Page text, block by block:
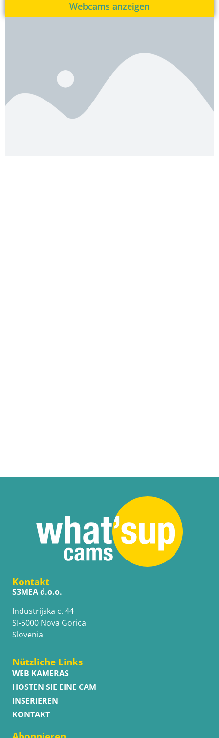
Webcams anzeigen
Kontakt
S3MEA d.o.o.
Industrijska c. 44
SI-5000 Nova Gorica
Slovenia
Nützliche Links
WEB KAMERAS
HOSTEN SIE EINE CAM
INSERIEREN
KONTAKT